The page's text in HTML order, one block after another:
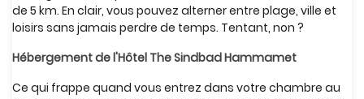
de 5 km. En clair, vous pouvez alterner entre plage, ville et
loisirs sans jamais perdre de temps. Tentant, non ?
Hébergement de l'Hôtel The Sindbad Hammamet
Ce qui frappe quand vous entrez dans votre chambre au